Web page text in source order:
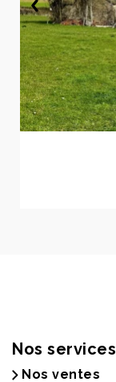
Nos services
Nos ventes